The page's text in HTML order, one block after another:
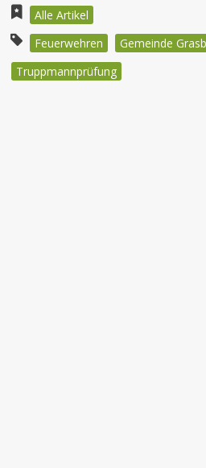
Alle Artikel
Feuerwehren
Gemeinde
Truppmannprüfung